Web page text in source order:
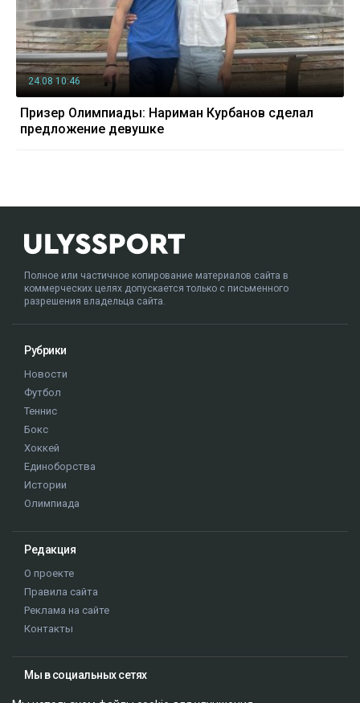
24.08 10:46
Призер Олимпиады: Нариман Курбанов сделал
предложение девушке
Полное или частичное копирование материалов сайта в
коммерческих целях допускается только с письменного
разрешения владельца сайта.
Рубрики
Новости
Футбол
Теннис
Бокс
Хоккей
Единоборства
Истории
Олимпиада
Редакция
О проекте
Правила сайта
Реклама на сайте
Контакты
Мы в социальных сетях